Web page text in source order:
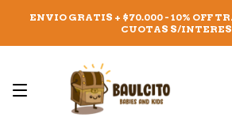
ENVIO GRATIS + $70.000 - 10% OFF
CUOTAS S/